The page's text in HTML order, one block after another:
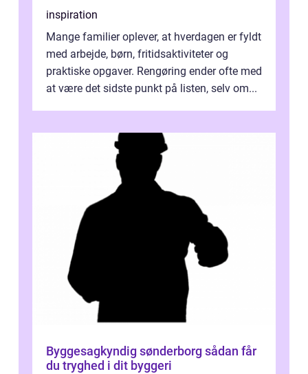
inspiration
Mange familier oplever, at hverdagen er fyldt
med arbejde, børn, fritidsaktiviteter og
praktiske opgaver. Rengøring ender ofte med
at være det sidste punkt på listen, selv om...
Byggesagkyndig sønderborg sådan får
du tryghed i dit byggeri